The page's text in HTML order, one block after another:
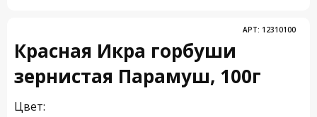
АРТ: 12310100
Красная Икра горбуши
зернистая Парамуш, 100г
Цвет: